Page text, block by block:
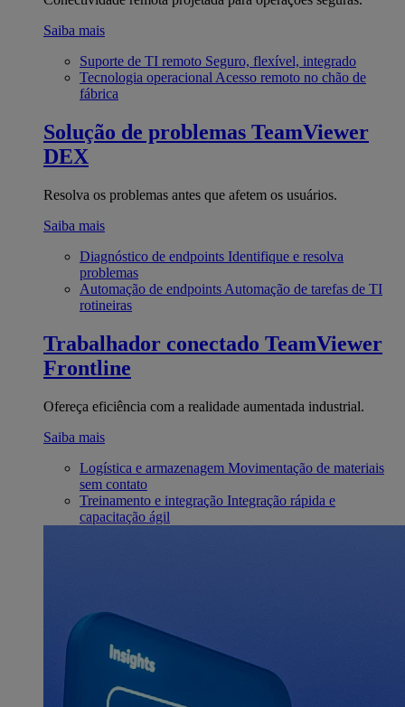
Saiba mais
Suporte de TI remoto Seguro, flexível, integrado
Tecnologia operacional Acesso remoto no chão de
fábrica
Solução de problemas TeamViewer
DEX
Resolva os problemas antes que afetem os usuários.
Saiba mais
Diagnóstico de endpoints Identifique e resolva
problemas
Automação de endpoints Automação de tarefas de TI
rotineiras
Trabalhador conectado TeamViewer
Frontline
Ofereça eficiência com a realidade aumentada industrial.
Saiba mais
Logística e armazenagem Movimentação de materiais
sem contato
Treinamento e integração Integração rápida e
capacitação ágil